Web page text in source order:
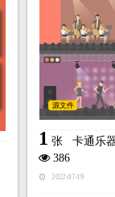
源文件
1 张 卡通乐
386
2022-07-19